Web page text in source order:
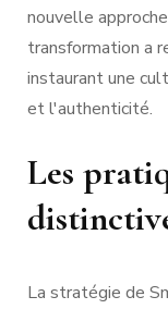
nouvelle
transformation a
instaurant une
et l'authenticité.
Les
La stratégie de